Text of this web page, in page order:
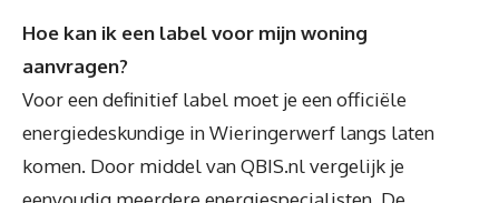
Hoe kan ik een label voor mijn woning
aanvragen?
Voor een definitief label moet je een officiële
energiedeskundige in Wieringerwerf langs laten
komen. Door middel van QBIS.nl vergelijk je